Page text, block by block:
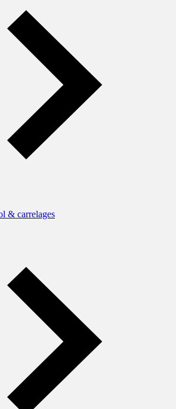
& carrelages